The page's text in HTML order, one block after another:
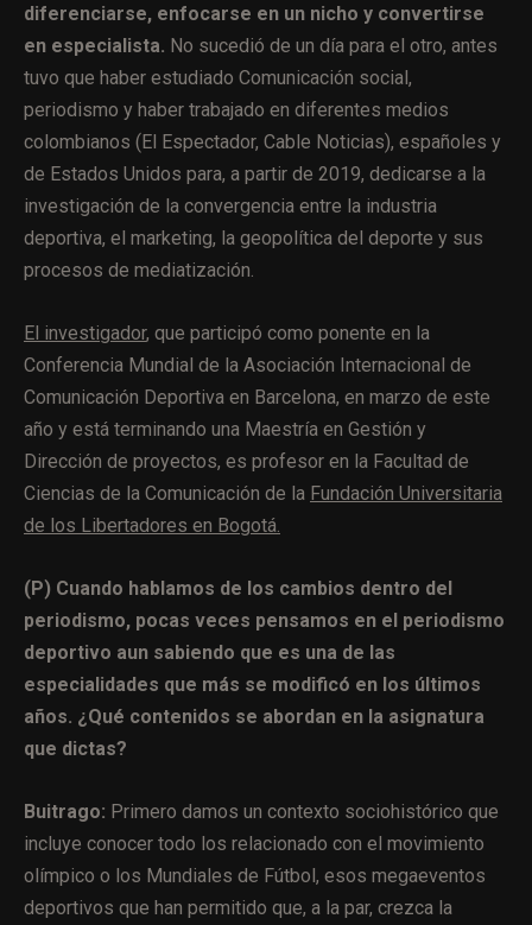
diferenciarse, enfocarse en un nicho y convertirse
en especialista. No sucedió de un día para el otro, antes
tuvo que haber estudiado Comunicación social,
periodismo y haber trabajado en diferentes medios
colombianos (El Espectador, Cable Noticias), españoles y
de Estados Unidos para, a partir de 2019, dedicarse a la
investigación de la convergencia entre la industria
deportiva, el marketing, la geopolítica del deporte y sus
procesos de mediatización.
El investigador, que participó como ponente en la
Conferencia Mundial de la Asociación Internacional de
Comunicación Deportiva en Barcelona, en marzo de este
año y está terminando una Maestría en Gestión y
Dirección de proyectos, es profesor en la Facultad de
Ciencias de la Comunicación de la Fundación Universitaria
de los Libertadores en Bogotá.
(P) Cuando hablamos de los cambios dentro del
periodismo, pocas veces pensamos en el periodismo
deportivo aun sabiendo que es una de las
especialidades que más se modificó en los últimos
años. ¿Qué contenidos se abordan en la asignatura
que dictas?
Buitrago: Primero damos un contexto sociohistórico que
incluye conocer todo los relacionado con el movimiento
olímpico o los Mundiales de Fútbol, esos megaeventos
deportivos que han permitido que, a la par, crezca la